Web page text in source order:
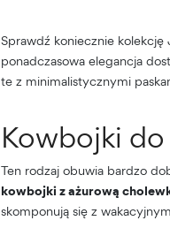
Sprawdź koniecznie kolekcję
ponadczasowa elegancja
te z minimalistycznymi
Kowbojki
Ten rodzaj obuwia bardzo
kowbojki z ażurową
skomponują się z